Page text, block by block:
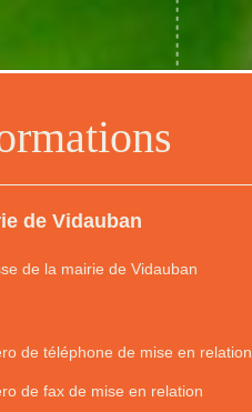
de Vidauban
de la mairie de Vidauban
de téléphone de mise en relation
de fax de mise en relation